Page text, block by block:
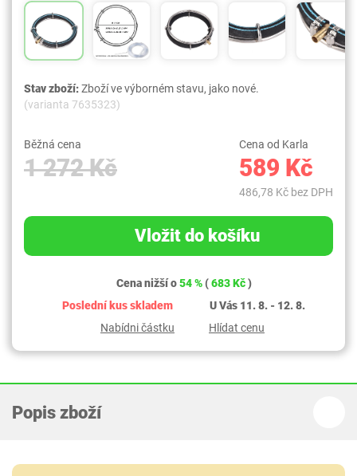
Stav zboží:Zboží ve výborném stavu, jako nové.
(varianta 7635323)
Běžná cena
1 272 Kč
Cena od Karla
589 Kč
486,78 Kč bez DPH
Vložit do košíku
Cena nižší o54 %(683 Kč)
Poslední kus skladem
U Vás 11. 8. - 12. 8.
Nabídni částku
Hlídat cenu
Popis zboží